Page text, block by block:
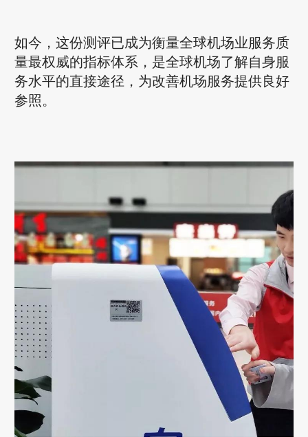
如今，这份测评已成为衡量全球机场业服务质
量最权威的指标体系，是全球机场了解自身服
务水平的直接途径，为改善机场服务提供良好
参照。